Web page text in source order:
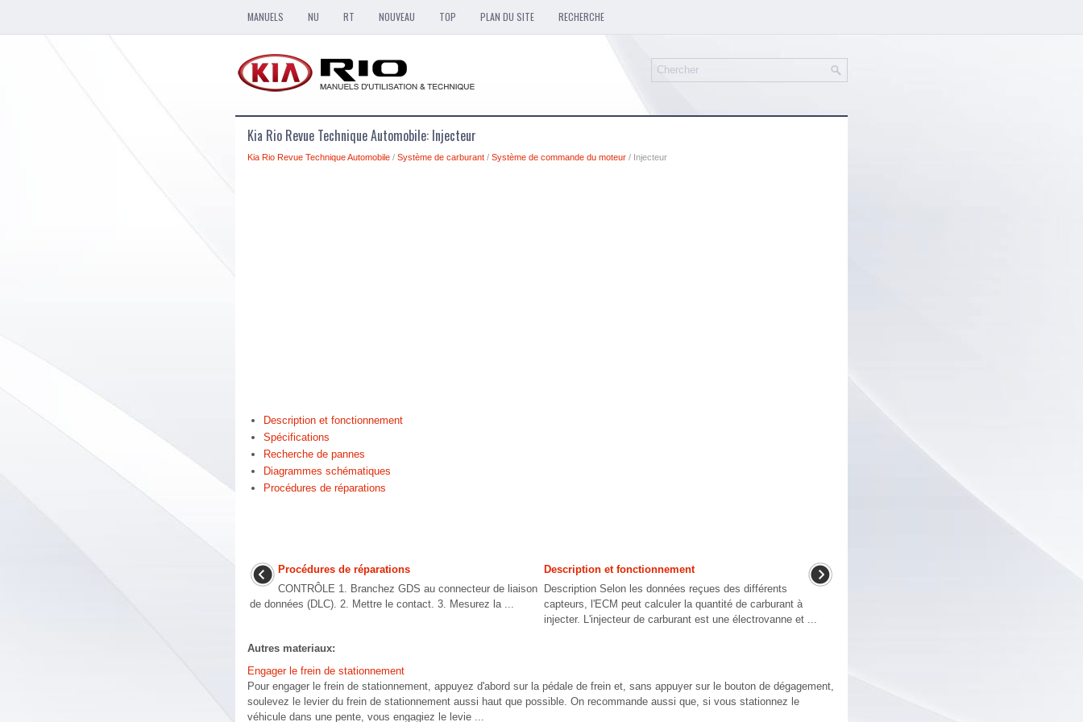
MANUELS NU RT NOUVEAU TOP PLAN DU SITE RECHERCHE
Kia Rio Revue Technique Automobile: Injecteur
Kia Rio Revue Technique Automobile / Système de carburant / Système de commande du moteur / Injecteur
Description et fonctionnement
Spécifications
Recherche de pannes
Diagrammes schématiques
Procédures de réparations
Procédures de réparations
CONTRÔLE 1. Branchez GDS au connecteur de liaison
de données (DLC). 2. Mettre le contact. 3. Mesurez la ...
Description et fonctionnement
Description Selon les données reçues des différents
capteurs, l'ECM peut calculer la quantité de carburant à
injecter. L'injecteur de carburant est une électrovanne et ...
Autres materiaux:
Engager le frein de stationnement
Pour engager le frein de stationnement, appuyez d'abord sur la pédale de frein et, sans appuyer sur le bouton de dégagement,
soulevez le levier du frein de stationnement aussi haut que possible. On recommande aussi que, si vous stationnez le
véhicule dans une pente, vous engagiez le levie ...